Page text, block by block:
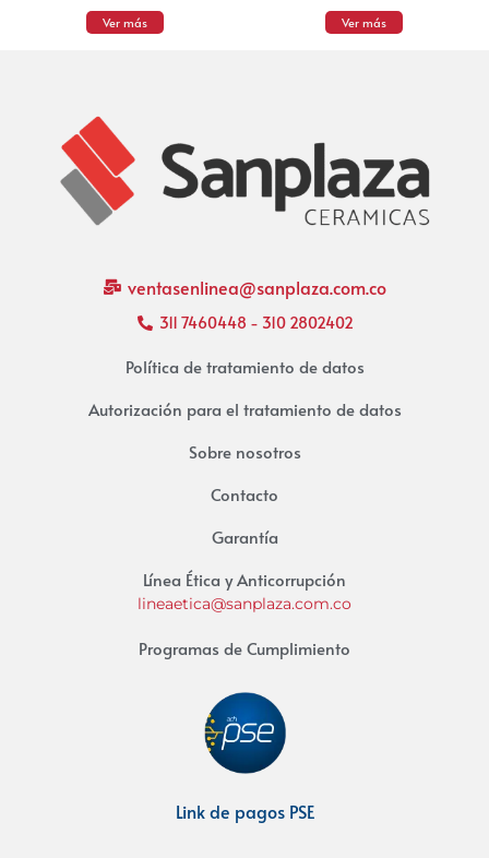
Ver más Ver más
ventasenlinea@sanplaza.com.co
311 7460448 - 310 2802402
Política de tratamiento de datos
Autorización para el tratamiento de datos
Sobre nosotros
Contacto
Garantía
Línea Ética y Anticorrupción
lineaetica@sanplaza.com.co
Programas de Cumplimiento
Link de pagos PSE